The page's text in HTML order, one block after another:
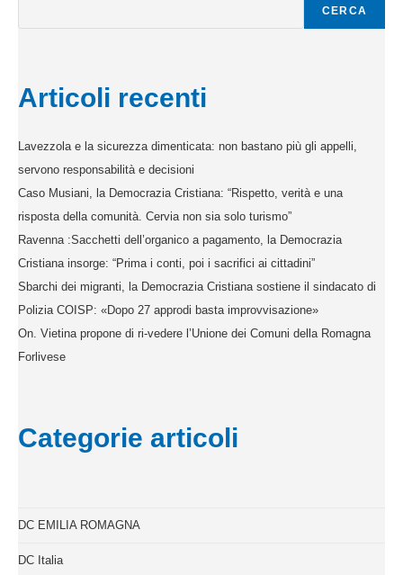
CERCA
Articoli recenti
Lavezzola e la sicurezza dimenticata: non bastano più gli appelli,
servono responsabilità e decisioni
Caso Musiani, la Democrazia Cristiana: “Rispetto, verità e una
risposta della comunità. Cervia non sia solo turismo”
Ravenna :Sacchetti dell’organico a pagamento, la Democrazia
Cristiana insorge: “Prima i conti, poi i sacrifici ai cittadini”
Sbarchi dei migranti, la Democrazia Cristiana sostiene il sindacato di
Polizia COISP: «Dopo 27 approdi basta improvvisazione»
On. Vietina propone di ri-vedere l’Unione dei Comuni della Romagna
Forlivese
Categorie articoli
DC EMILIA ROMAGNA
DC Italia